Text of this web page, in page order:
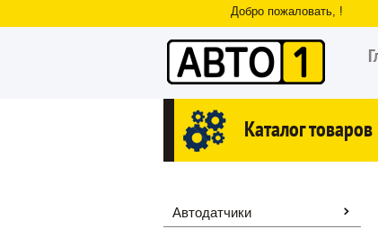
Добро пожаловать, !
Каталог товаров
Автодатчики